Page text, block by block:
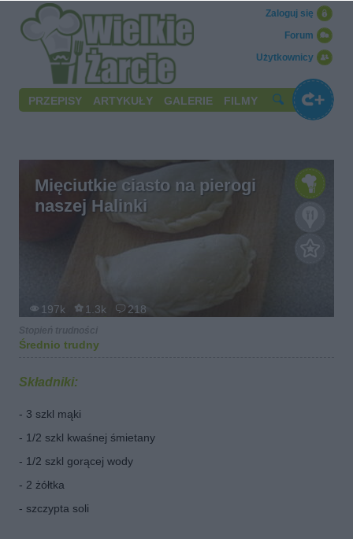
Użytkownicy
Forum
Zaloguj się
PRZEPISY ARTYKUŁY GALERIE FILMY
Mięciutkie ciasto na pierogi
naszej Halinki
197k 1.3k 218
Średnio trudny
Składniki:
- 3 szkl mąki
- 1/2 szkl kwaśnej śmietany
- 1/2 szkl gorącej wody
- 2 żółtka
- szczypta soli